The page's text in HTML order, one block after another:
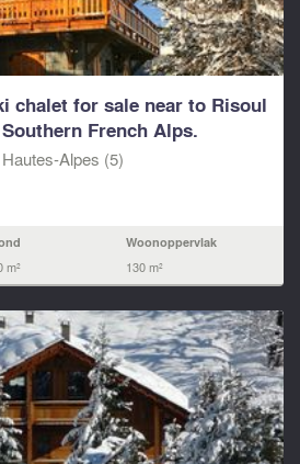
chalet for sale near to Risoul
French Alps.
Alpes (5)
m²
Woonoppervlak
130 m²